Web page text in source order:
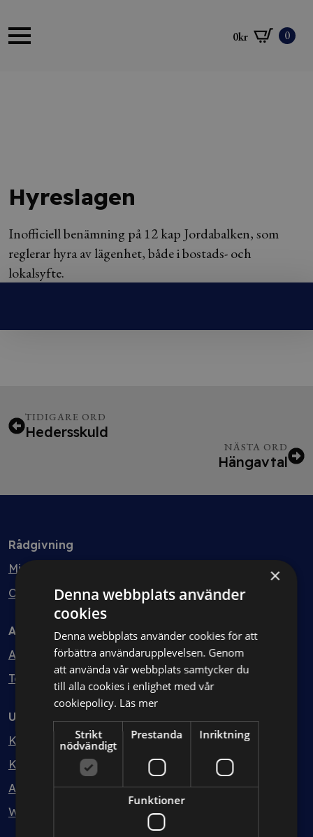
0kr 0
Hyreslagen
Inofficiell benämning på 12 kap Jordabalken, som
reglerar hyra av lägenhet, både i bostads- och
lokalsyfte.
TIDIGARE ORD
Hedersskuld
NÄSTA ORD
Hängavtal
Rådgivning
Min bolagsjurist
Ombud
Avtal
Avtalshantering
Testa kostnadsfritt
Utbildning
Kurser
Kurspaket
Abonnemang
Webbinarium
×
Denna webbplats använder
cookies
Denna webbplats använder cookies för att
förbättra användarupplevelsen. Genom
att använda vår webbplats samtycker du
till alla cookies i enlighet med vår
cookiepolicy. Läs mer
Strikt
nödvändigt
Prestanda Inriktning
Funktioner